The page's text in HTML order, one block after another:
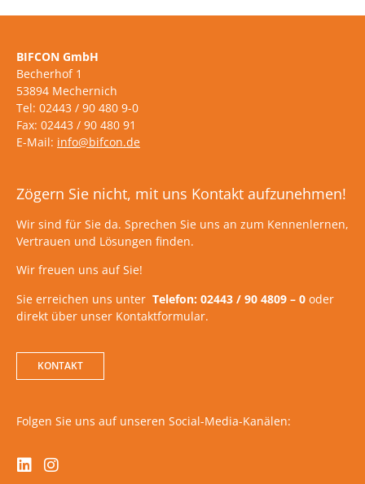
BIFCON GmbH
Becherhof 1
53894 Mechernich
Tel: 02443 / 90 480 9-0
Fax: 02443 / 90 480 91
E-Mail: info@bifcon.de
Zögern Sie nicht, mit uns Kontakt aufzunehmen!
Wir sind für Sie da. Sprechen Sie uns an zum Kennenlernen,
Vertrauen und Lösungen finden.
Wir freuen uns auf Sie!
Sie erreichen uns unter Telefon: 02443 / 90 4809 – 0 oder
direkt über unser Kontaktformular.
KONTAKT
Folgen Sie uns auf unseren Social-Media-Kanälen: